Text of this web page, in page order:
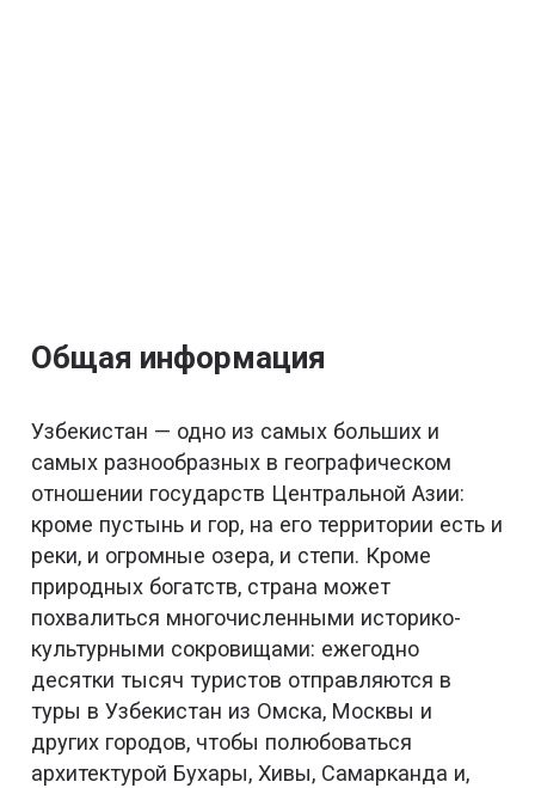
Общая информация
Узбекистан — одно из самых больших и
самых разнообразных в географическом
отношении государств Центральной Азии:
кроме пустынь и гор, на его территории есть и
реки, и огромные озера, и степи. Кроме
природных богатств, страна может
похвалиться многочисленными историко-
культурными сокровищами: ежегодно
десятки тысяч туристов отправляются в
туры в Узбекистан из Омска, Москвы и
других городов, чтобы полюбоваться
архитектурой Бухары, Хивы, Самарканда и,